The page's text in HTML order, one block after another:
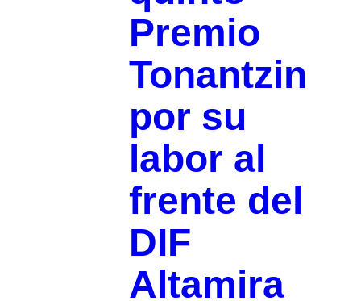
Premio
Tonantzin
por su
labor al
frente del
DIF
Altamira